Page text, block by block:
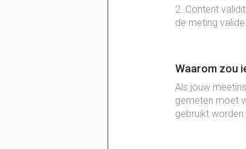
2. Content
de meting valide
Waarom zou
Als jouw
gemeten moet
gebruikt worden.